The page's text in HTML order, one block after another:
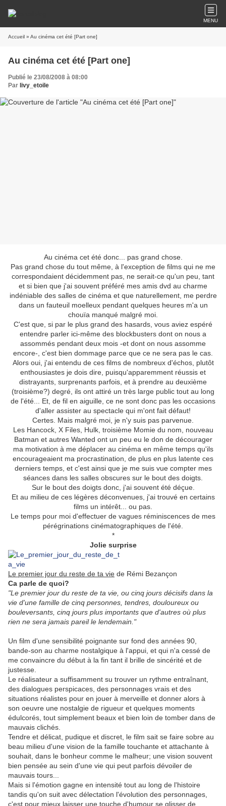
MENU
Accueil » Au cinéma cet été [Part one]
Au cinéma cet été [Part one]
Publié le 23/08/2008 à 08:00
Par livy_etoile
Au cinéma cet été donc... pas grand chose.
Pas grand chose du tout même, à l'exception de films qui ne me
correspondaient décidemment pas, ne serait-ce qu'un peu, tant
et si bien que j'ai souvent préféré mes amis dvd au charme
indéniable des salles de cinéma et que naturellement, me perdre
dans un fauteuil moelleux pendant quelques heures m'a un
chouïa manqué malgré moi.
C'est que, si par le plus grand des hasards, vous aviez espéré
entendre parler ici-même des blockbusters dont on nous a
assommés pendant deux mois -et dont on nous assomme
encore-, c'est bien dommage parce que ce ne sera pas le cas.
Alors oui, j'ai entendu de ces films de nombreux d'échos, plutôt
enthousiastes je dois dire, puisqu'apparemment réussis et
distrayants, surprenants parfois, et à prendre au deuxième
(troisième?) degré, ils ont attiré un très large public tout au long
de l'été... Et, de fil en aiguille, ce ne sont donc pas les occasions
d'aller assister au spectacle qui m'ont fait défaut!
Certes. Mais malgré moi, je n'y suis pas parvenue.
Les Hancock, X Files, Hulk, troisième Momie du nom, nouveau
Batman et autres Wanted ont un peu eu le don de décourager
ma motivation à me déplacer au cinéma en même temps qu'ils
encourageaient ma procrastination, de plus en plus latente ces
derniers temps, et c'est ainsi que je me suis vue compter mes
séances dans les salles obscures sur le bout des doigts.
Sur le bout des doigts donc, j'ai souvent été déçue.
Et au milieu de ces légères déconvenues, j'ai trouvé en certains
films un intérêt... ou pas.
Le temps pour moi d'effectuer de vagues réminiscences de mes
pérégrinations cinématographiques de l'été.
*
Jolie surprise
Le premier jour du reste de ta vie de Rémi Bezançon
Ca parle de quoi?
"Le premier jour du reste de ta vie, ou cinq jours décisifs dans la
vie d'une famille de cinq personnes, tendres, douloureux ou
bouleversants, cinq jours plus importants que d'autres où plus
rien ne sera jamais pareil le lendemain."
Un film d'une sensibilité poignante sur fond des années 90,
bande-son au charme nostalgique à l'appui, et qui n'a cessé de
me convaincre du début à la fin tant il brille de sincérité et de
justesse.
Le réalisateur a suffisamment su trouver un rythme entraînant,
des dialogues perspicaces, des personnages vrais et des
situations réalistes pour en jouer à merveille et donner alors à
son oeuvre une nostalgie de rigueur et quelques moments
édulcorés, tout simplement beaux et bien loin de tomber dans de
mauvais clichés.
Tendre et délicat, pudique et discret, le film sait se faire sobre au
beau milieu d'une vision de la famille touchante et attachante à
souhait, dans le bonheur comme le malheur; une vision souvent
bien pensée au sein d'une vie qui peut parfois dévoiler de
mauvais tours...
Mais si l'émotion gagne en intensité tout au long de l'histoire
tandis qu'on suit avec délectation l'évolution des personnages,
c'est pour mieux laisser une touche d'humour se glisser de